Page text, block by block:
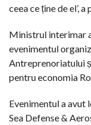
ceea ce ține de el’,
Ministrul interimar
evenimentul
Antreprenoriatului
pentru economia
Evenimentul a
Sea Defense &